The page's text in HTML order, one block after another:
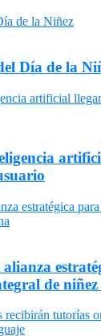
Día de la
de